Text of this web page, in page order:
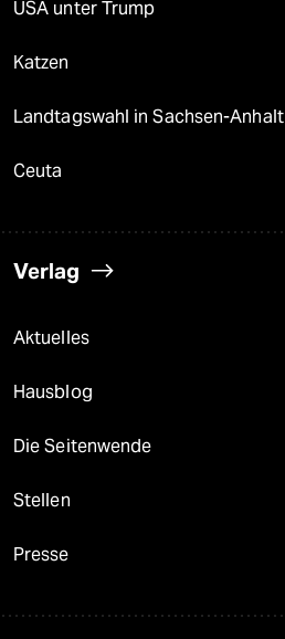
USA unter Trump
Katzen
Landtagswahl in Sachsen-Anhalt
Ceuta
Verlag
Aktuelles
Hausblog
Die Seitenwende
Stellen
Presse